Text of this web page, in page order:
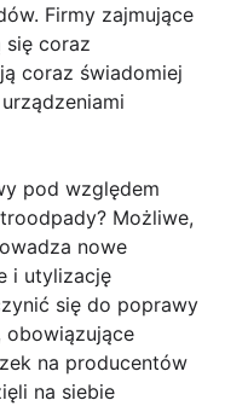
Firmy zajmujące
się coraz
coraz świadomiej
pod względem
Możliwe,
nowe
i utylizację
się do poprawy
obowiązujące
na producentów
na siebie